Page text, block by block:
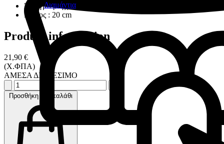
Διαμάντια
Άνοιγμα ρύγχους : 2.5 mm
Μήκος : 20 cm
Product information
21,90 €
(Χ.ΦΠΑ)
ΑΜΕΣΑ ΔΙΑΘΕΣΙΜΟ
Προσθήκη στο καλάθι